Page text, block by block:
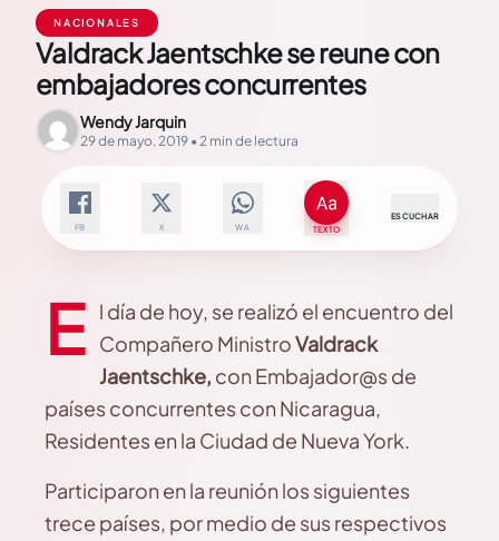
NACIONALES
Valdrack Jaentschke se reune con
embajadores concurrentes
Wendy Jarquin
29 de mayo, 2019 • 2 min de lectura
FB X WA TEXTO
ESCUCHAR
E l día de hoy, se realizó el encuentro del
Compañero MinistroValdrack
Jaentschke, con Embajador@s de
países concurrentes con Nicaragua,
Residentes en la Ciudad de Nueva York.
Participaron en la reunión los siguientes
trece países, por medio de sus respectivos